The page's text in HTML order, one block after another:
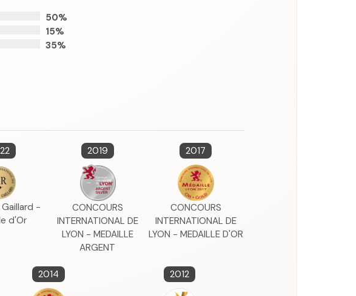
50%
15%
35%
-
d'Or
2019
CONCOURS
INTERNATIONAL DE
LYON - MEDAILLE
ARGENT
2017
CONCOURS
INTERNATIONAL DE
LYON - MEDAILLE D'OR
2014 2012